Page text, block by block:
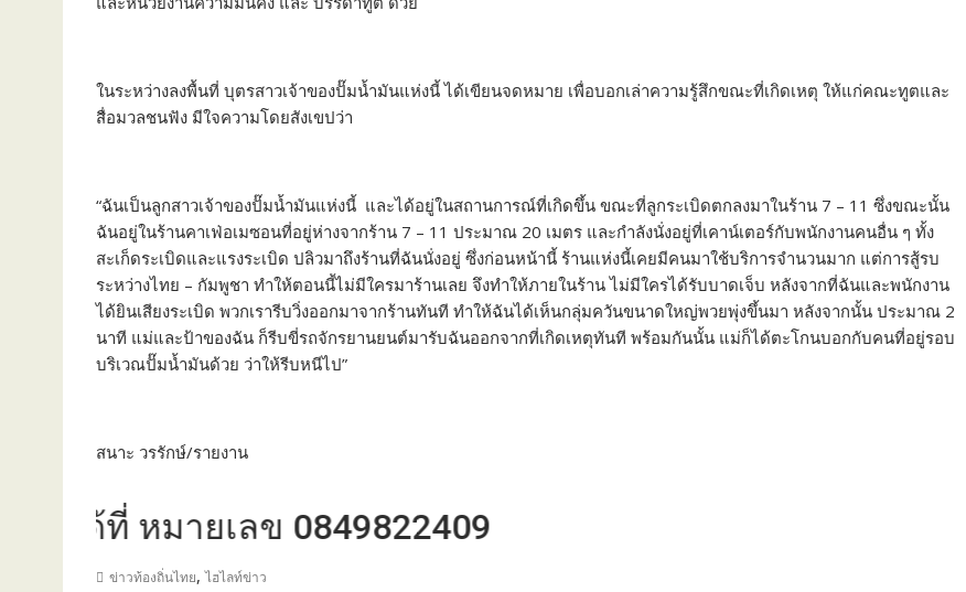
ในระหว่างลงพื้นที่ บุตรสาวเจ้าของปั๊มน้ำมันแห่งนี้ ได้เขียนจดหมาย เพื่อบอกเล่าความรู้สึกขณะที่เกิดเหตุ ให้แก่คณะทูตและ
สื่อมวลชนฟัง มีใจความโดยสังเขปว่า
“ฉันเป็นลูกสาวเจ้าของปั๊มน้ำมันแห่งนี้ และได้อยู่ในสถานการณ์ที่เกิดขึ้น ขณะที่ลูกระเบิดตกลงมาในร้าน 7 – 11 ซึ่งขณะนั้น
ฉันอยู่ในร้านคาเฟ่อเมซอนที่อยู่ห่างจากร้าน 7 – 11 ประมาณ 20 เมตร และกำลังนั่งอยู่ที่เคาน์เตอร์กับพนักงานคนอื่น ๆ ทั้ง
สะเก็ดระเบิดและแรงระเบิด ปลิวมาถึงร้านที่ฉันนั่งอยู่ ซึ่งก่อนหน้านี้ ร้านแห่งนี้เคยมีคนมาใช้บริการจำนวนมาก แต่การสู้รบ
ระหว่างไทย – กัมพูชา ทำให้ตอนนี้ไม่มีใครมาร้านเลย จึงทำให้ภายในร้าน ไม่มีใครได้รับบาดเจ็บ หลังจากที่ฉันและพนักงาน
ได้ยินเสียงระเบิด พวกเรารีบวิ่งออกมาจากร้านทันที ทำให้ฉันได้เห็นกลุ่มควันขนาดใหญ่พวยพุ่งขึ้นมา หลังจากนั้น ประมาณ 2
นาที แม่และป้าของฉัน ก็รีบขี่รถจักรยานยนต์มารับฉันออกจากที่เกิดเหตุทันที พร้อมกันนั้น แม่ก็ได้ตะโกนบอกกับคนที่อยู่รอบ
บริเวณปั๊มน้ำมันด้วย ว่าให้รีบหนีไป”
สนาะ วรรักษ์/รายงาน
หมายเลข 0849822409
ข่าวท้องถิ่นไทย,ไฮไลท์ข่าว